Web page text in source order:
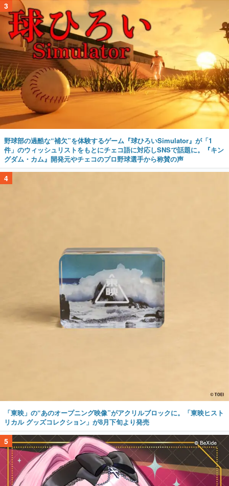
3
野球部の過酷な“補欠”を体験するゲーム『球ひろいSimulator』が「1
件」のウィッシュリストをもとにチェコ語に対応しSNSで話題に。『キン
グダム・カム』開発元やチェコのプロ野球選手から称賛の声
4
「東映」の“あのオープニング映像”がアクリルブロックに。「東映ヒスト
リカル グッズコレクション」が8月下旬より発売
5